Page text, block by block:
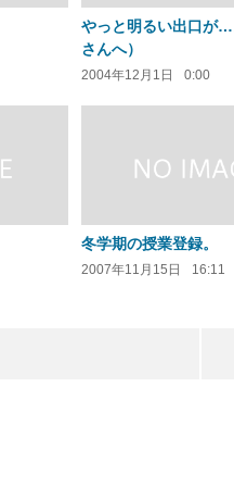
やっと明るい出口
さんへ）
2004年12月1日 0:00
冬学期の授業登録。
2007年11月15日 16:11